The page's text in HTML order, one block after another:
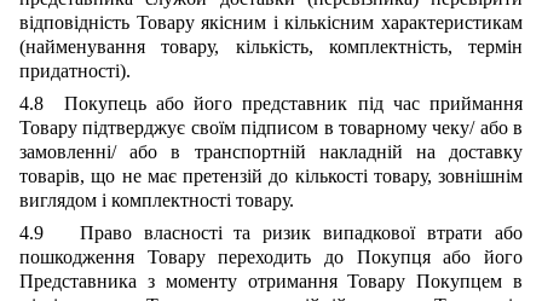
відповідність Товару якісним і кількісним характеристикам
(найменування товару, кількість, комплектність, термін
придатності).
4.8 Покупець або його представник під час приймання
Товару підтверджує своїм підписом в товарному чеку/ або в
замовленні/ або в транспортній накладній на доставку
товарів, що не має претензій до кількості товару, зовнішнім
виглядом і комплектності товару.
4.9 Право власності та ризик випадкової втрати або
пошкодження Товару переходить до Покупця або його
Представника з моменту отримання Товару Покупцем в